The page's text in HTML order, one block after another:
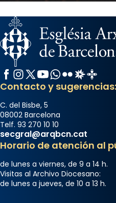
Facebook
Instagram
X / Twitter
YouTube
WhatsApp
FlickrRadio Estel
Contacto y sugerencias:
C. del Bisbe, 5
08002 Barcelona
Telf. 93 270 10 10
secgral@arqbcn.cat
Horario de atención al
de lunes a viernes, de 9 a 14 h.
Visitas al Archivo Diocesano:
de lunes a jueves, de 10 a 13 h.